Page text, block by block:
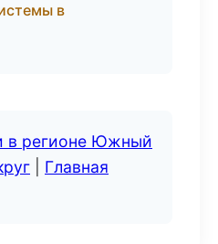
в
в регионе Южный
Главная